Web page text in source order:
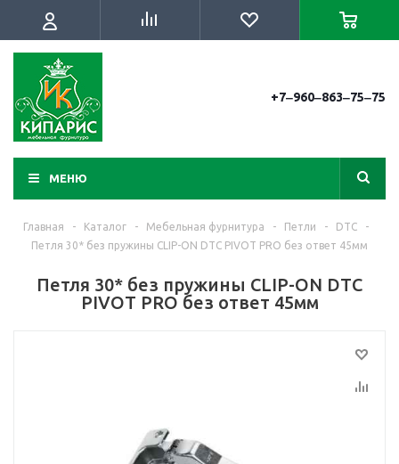
+7‒960‒863‒75‒75
МЕНЮ
Главная - Каталог - Мебельная фурнитура - Петли - DTC
-
Петля 30* без пружины CLIP-ON DTC PIVOT PRO без ответ 45мм
Петля 30* без пружины CLIP-ON DTC
PIVOT PRO без ответ 45мм